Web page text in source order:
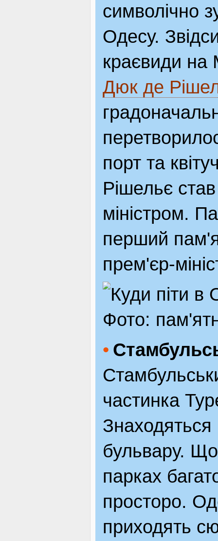
символічно
Одесу.
краєвиди на
Дюк де
порт та
Рішельє
міністром.
перший
прем'єр-
Фото:
частинка
бульвару.
парках
просторо.
приходять